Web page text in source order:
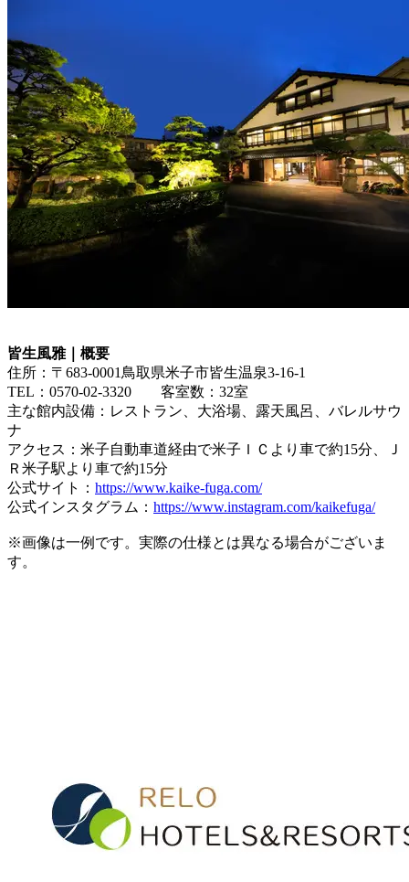
皆生風雅｜概要
住所：〒683-0001鳥取県米子市皆生温泉3-16-1
TEL：0570-02-3320 客室数：32室
主な館内設備：レストラン、大浴場、露天風呂、バレルサウ
ナ
アクセス：米子自動車道経由で米子ＩＣより車で約15分、Ｊ
Ｒ米子駅より車で約15分
公式サイト： https://www.kaike-fuga.com/
公式インスタグラム： https://www.instagram.com/kaikefuga/
※画像は一例です。実際の仕様とは異なる場合がございま
す。